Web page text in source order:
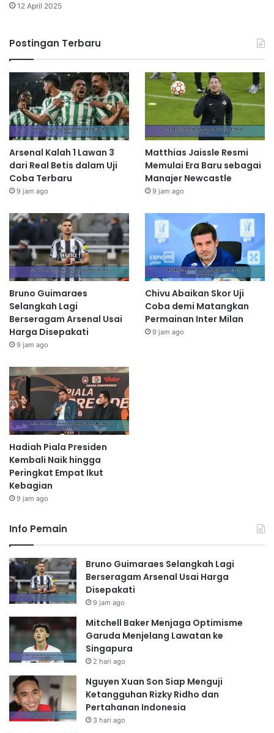
12 April 2025
Postingan Terbaru
Arsenal Kalah 1 Lawan 3
dari Real Betis dalam Uji
Coba Terbaru
9 jam ago
Matthias Jaissle Resmi
Memulai Era Baru sebagai
Manajer Newcastle
9 jam ago
Bruno Guimaraes
Selangkah Lagi
Berseragam Arsenal Usai
Harga Disepakati
9 jam ago
Chivu Abaikan Skor Uji
Coba demi Matangkan
Permainan Inter Milan
9 jam ago
Hadiah Piala Presiden
Kembali Naik hingga
Peringkat Empat Ikut
Kebagian
9 jam ago
Info Pemain
Bruno Guimaraes Selangkah Lagi
Berseragam Arsenal Usai Harga
Disepakati
9 jam ago
Mitchell Baker Menjaga Optimisme
Garuda Menjelang Lawatan ke
Singapura
2 hari ago
Nguyen Xuan Son Siap Menguji
Ketangguhan Rizky Ridho dan
Pertahanan Indonesia
3 hari ago